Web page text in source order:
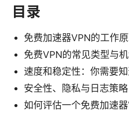
目录
免费加速器VPN的工作
免费VPN的常见类型与机
速度和稳定性：你需要
安全性、隐私与日志策略
如何评估一个免费加速